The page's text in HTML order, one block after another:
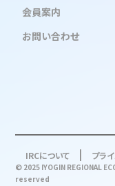
会員案内
お問い合わせ
IRCについて プラ
© 2025 IYOGIN REGIONAL
reserved